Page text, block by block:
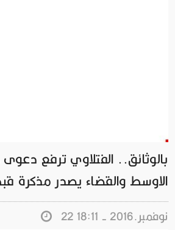
بالوثائق.. الفتلاوي ترفع
الاوسط والقضاء يصدر مذكرة
22 نوفمبر.2016 - 18:11